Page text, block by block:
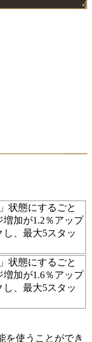
状態にするごと
増加が1.2％アップ
、最大5スタッ
状態にするごと
増加が1.6％アップ
、最大5スタッ
を使うことができ